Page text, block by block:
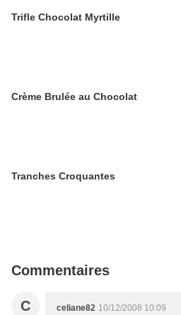
Trifle Chocolat Myrtille
Crème Brulée au Chocolat
Tranches Croquantes
Commentaires
C celiane82 10/12/2008 10:09